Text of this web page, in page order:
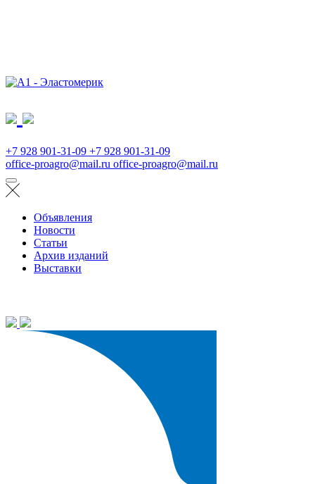
+7 928 901-31-09 +7 928 901-31-09
office-proagro@mail.ru office-proagro@mail.ru
Объявления
Новости
Статьи
Архив изданий
Выставки